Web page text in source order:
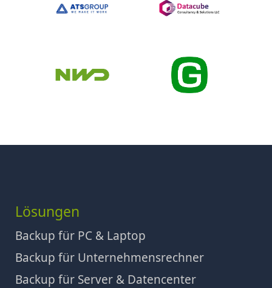
Lösungen
Backup für PC & Laptop
Backup für Unternehmensrechner
Backup für Server & Datencenter